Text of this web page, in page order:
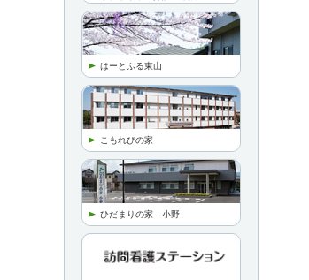
はーとふる東山
こもれびの家
ひだまりの家 小野